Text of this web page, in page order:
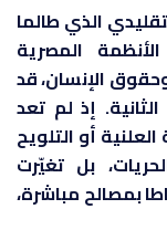
الذي طالما
المصرية
الإنسان، قد
إذ لم تعد
أو التلويح
بل تغيّرت
بمصالح مباشرة،